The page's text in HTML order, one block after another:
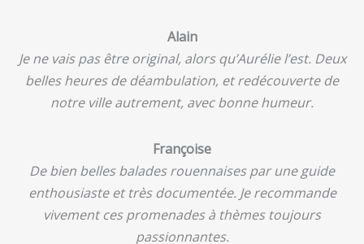
Alain
Je ne vais pas être original, alors qu’Aurélie l’est. Deux
belles heures de déambulation, et redécouverte de
notre ville autrement, avec bonne humeur.
Françoise
De bien belles balades rouennaises par une guide
enthousiaste et très documentée. Je recommande
vivement ces promenades à thèmes toujours
passionnantes.